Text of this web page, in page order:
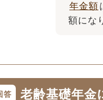
年金額
額にな
答 老齢基礎年金